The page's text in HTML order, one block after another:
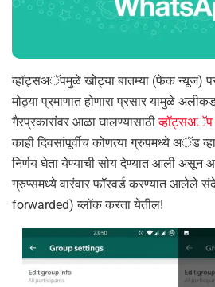
व्हॉट्सअॅपमुळे खोट्या बातम्या (फेक न्यूज)
मोठ्या प्रमाणात होणारा प्रसार यामुळे
गैरप्रकारांवर आळा घालण्यासाठीव्हॉट्सअॅप
काही दिवसांपूर्वीच कोणत्या ग्रुपमध्ये अॅड
निर्णय घेता येण्याची सोय देण्यात आली असून
ग्रुप्समध्ये वारंवार फॉरवर्ड करण्यात आलेले
forwarded) ब्लॉक करता येतील!